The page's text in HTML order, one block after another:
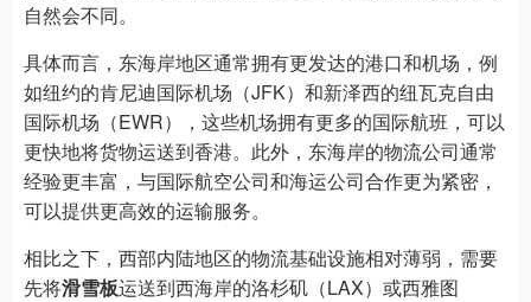
自然会不同。
具体而言，东海岸地区通常拥有更发达的港口和机场，例
如纽约的肯尼迪国际机场（JFK）和新泽西的纽瓦克自由
国际机场（EWR），这些机场拥有更多的国际航班，可以
更快地将货物运送到香港。此外，东海岸的物流公司通常
经验更丰富，与国际航空公司和海运公司合作更为紧密，
可以提供更高效的运输服务。
相比之下，西部内陆地区的物流基础设施相对薄弱，需要
先将滑雪板运送到西海岸的洛杉矶（LAX）或西雅图